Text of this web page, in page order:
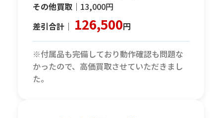
その他買取｜ 13,000円
差引合計｜ 126,500円
※付属品も完備しており動作確認も問題な
かったので、高価買取させていただきまし
た。